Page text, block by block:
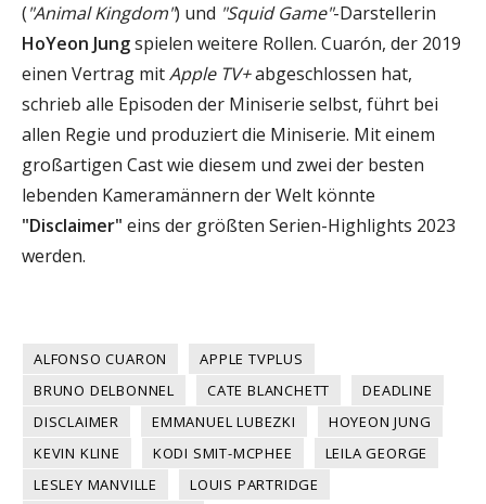
("Animal Kingdom") und "Squid Game"-Darstellerin
HoYeon Jungspielen weitere Rollen. Cuarón, der 2019
einen Vertrag mitApple TV+abgeschlossen hat,
schrieb alle Episoden der Miniserie selbst, führt bei
allen Regie und produziert die Miniserie. Mit einem
großartigen Cast wie diesem und zwei der besten
lebenden Kameramännern der Welt könnte
"Disclaimer" eins der größten Serien-Highlights 2023
werden.
ALFONSO CUARON
APPLE TVPLUS
BRUNO DELBONNEL
CATE BLANCHETT
DEADLINE
DISCLAIMER
EMMANUEL LUBEZKI
HOYEON JUNG
KEVIN KLINE
KODI SMIT-MCPHEE
LEILA GEORGE
LESLEY MANVILLE
LOUIS PARTRIDGE